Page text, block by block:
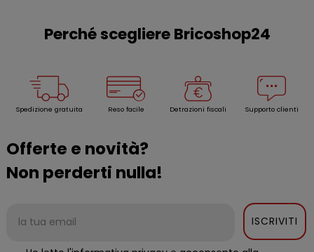
Perché scegliere Bricoshop24
Spedizione gratuita Reso facile Detrazioni fiscali Supporto clienti
Offerte e novità?
Non perderti nulla!
ISCRIVITI